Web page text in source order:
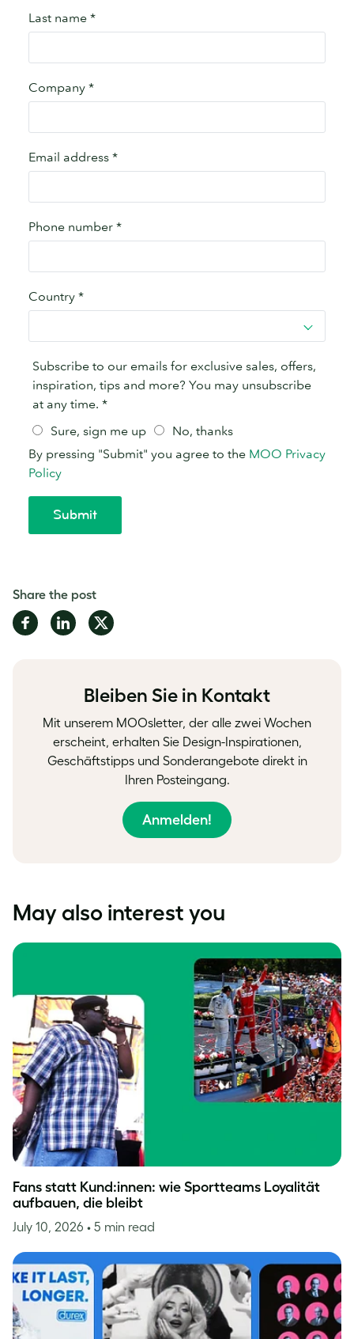
Share the post
Share
on
Share
on
Share
on
Bleiben Sie in Kontakt
Mit unserem MOOsletter, der alle zwei Wochen
erscheint, erhalten Sie Design-Inspirationen,
Geschäftstipps und Sonderangebote direkt in
Ihren Posteingang.
Anmelden!
May also interest you
Fans statt Kund:innen: wie Sportteams Loyalität
aufbauen, die bleibt
July 10, 2026 • 5 min read